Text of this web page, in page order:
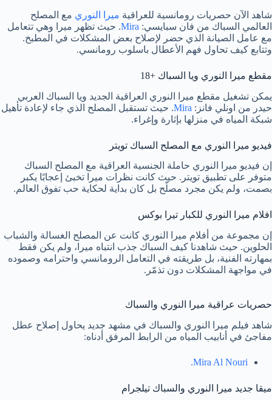
شاهد الآن حصريات رومانسية للعراقية ميرا النوري مع المصلح
العالمي السباك من فان سبايسي: Mira. حيث تظهر ميرا وهي تتعامل
مع عامل الصيانة الذي حضر لإصلاح بعض المشكلات في المطبخ.
وتتابع كيف تحاول فهم الأعطال باسلوب رومانسي.
مقطع ميرا النوري ويا السباك +18
يمكن تشغيل مقطع ميرا النوري العراقية الجديد ويا السباك العربي
حيدر من اونلي فانز: Mira. حيث تستقبل المصلح الذي جاء لإعادة تأهيل
شبكة المياه في منزلها بإثارة وإغراء.
فيديو ميرا النوري مع المصلح السباك تويتر
إن فيديو ميرا النوري حاملة الجنسية العراقية مع المصلح السباك
متوفر على تطبيق تويتر. حيث كانت نظرات ميرا تخبئ إعجابًا يكبر
بصمت، ولم يكن مجرد مصلّح بل كان بداية لحكاية حب تفوق العالم.
افلام ميرا النوري للكبار تيرا بوكس
إن مجموعة من أفلام ميرا النوري كانت عن المصلح الغسالة والشباب
الحلوين. حيث شاهدنا كيف السباك جذب انتباه ميرا، ولم يكن فقط
بمهارته الفنية، بل طريقته في التعامل الرومانسي واحترامه وصموده
في مواجهة المشكلات دون تذمّر.
حصريات عراقية ميرا النوري والسباك
شاهد فيلم ميرا النوري والسباك في مشهد جديد يحاول إصلاح عطل
مفاجئ في أنابيب المياه من الرابط المرفق أدناه:
Mira Al Nouri.
ميقا جديد ميرا النوري والسباك تيلجرام